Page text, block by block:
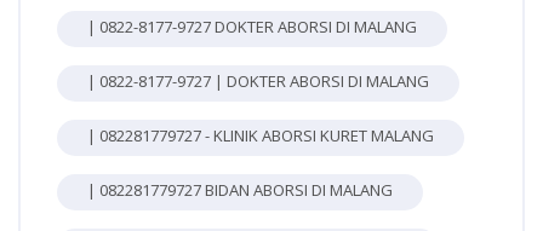
| 0822-8177-9727 DOKTER ABORSI DI MALANG
| 0822-8177-9727 | DOKTER ABORSI DI MALANG
| 082281779727 - KLINIK ABORSI KURET MALANG
| 082281779727 BIDAN ABORSI DI MALANG